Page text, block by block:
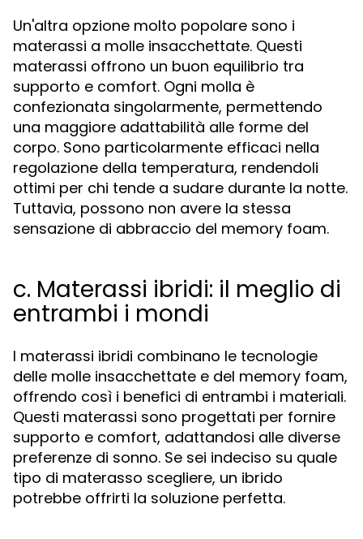
Un'altra opzione molto popolare sono i
materassi a molle insacchettate. Questi
materassi offrono un buon equilibrio tra
supporto e comfort. Ogni molla è
confezionata singolarmente, permettendo
una maggiore adattabilità alle forme del
corpo. Sono particolarmente efficaci nella
regolazione della temperatura, rendendoli
ottimi per chi tende a sudare durante la notte.
Tuttavia, possono non avere la stessa
sensazione di abbraccio del memory foam.
c. Materassi ibridi: il meglio di
entrambi i mondi
I materassi ibridi combinano le tecnologie
delle molle insacchettate e del memory foam,
offrendo così i benefici di entrambi i materiali.
Questi materassi sono progettati per fornire
supporto e comfort, adattandosi alle diverse
preferenze di sonno. Se sei indeciso su quale
tipo di materasso scegliere, un ibrido
potrebbe offrirti la soluzione perfetta.